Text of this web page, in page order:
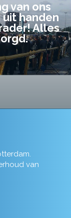
van ons
handen
Alles
van